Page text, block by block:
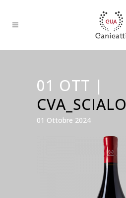
01 OTT |
CVA_SCIALO
01 Ottobre 2024